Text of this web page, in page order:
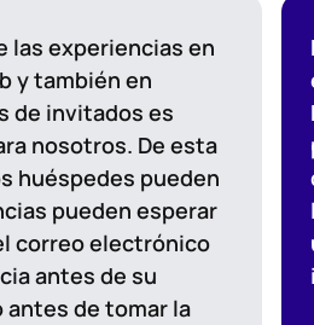
las experiencias en
y también en
de invitados es
nosotros. De esta
huéspedes pueden
pueden esperar
correo electrónico
antes de su
antes de tomar la